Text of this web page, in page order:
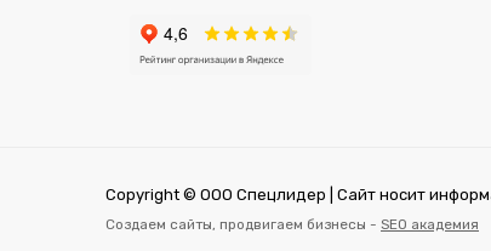
Copyright © ООО Спецлидер | Сайт носит
Создаем сайты, продвигаем бизнесы - SEO академия